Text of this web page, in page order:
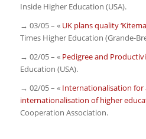
Inside Higher Education (USA).
→ 03/05 – « UK plans quality
Times Higher Education (Grande-
→ 02/05 – « Pedigree and
Education (USA).
→ 02/05 – « Internationalisation for
internationalisation of higher
Cooperation Association.